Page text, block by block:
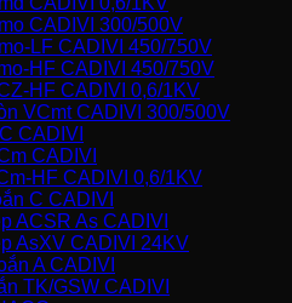
CADIVI 300/500V
LF CADIVI 450/750V
HF CADIVI 450/750V
HF CADIVI 0,6/1KV
VCmt CADIVI 300/500V
CADIVI
CADIVI
HF CADIVI 0,6/1KV
C CADIVI
ACSR As CADIVI
AsXV CADIVI 24KV
A CADIVI
TK/GSW CADIVI